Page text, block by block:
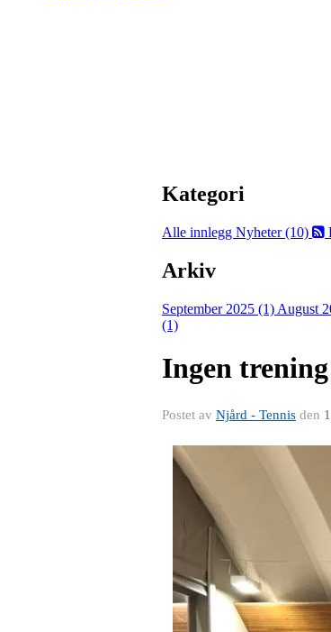
Kategori
Alle innlegg Nyheter (10)
Arkiv
September 2025 (1) August
(1)
Ingen
Postet av Njård - Tennis den